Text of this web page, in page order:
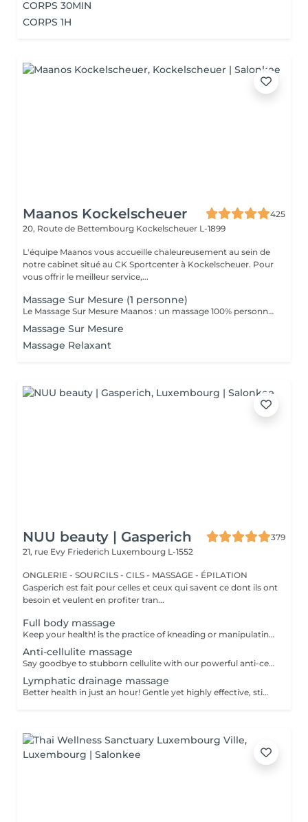
CORPS 30MIN
CORPS 1H
Maanos Kockelscheuer
425
20, Route de Bettembourg Kockelscheuer L-1899
L'équipe Maanos vous accueille chaleureusement au sein de
notre cabinet situé au CK Sportcenter à Kockelscheuer. Pour
vous offrir le meilleur service,...
Massage Sur Mesure (1 personne)
Le Massage Sur Mesure Maanos : un massage 100% personnalisé en fonction de vos besoins et de vos envies !
Massage Sur Mesure
Massage Relaxant
NUU beauty | Gasperich
379
21, rue Evy Friederich Luxembourg L-1552
ONGLERIE - SOURCILS - CILS - MASSAGE - ÉPILATION
Gasperich est fait pour celles et ceux qui savent ce dont ils ont
besoin et veulent en profiter tran...
Full body massage
Keep your health! is the practice of kneading or manipulating a person's muscles and other soft-tissue in order to reduce stress, reduce muscle pain, increase relaxation and improve the work of the immune system. Age restrictions: there are no age restrictions for this procedure. Post procedure recommendations: do not do sport and any sharp movements 2-3 hours after the procedure. Frequency: 1-2 times per week, 10 times in total. Repeat once in 3-6 months.
Anti-cellulite massage
Say goodbye to stubborn cellulite with our powerful anti-cellulite massage! This intensive treatment uses firm, targeted techniques to stimulate circulation, break down fat deposits, and smooth the skin's texture. By enhancing lymphatic flow and increasing metabolism, it visibly reduces the appearance of dimples and improves overall skin tone. Ideal as part of a body contouring plan. Age restrictions: recommended to do from 16 years. Post procedure recommendations: do not do sport and any sharp movements for 2-3 hours after the procedure. Frequency: 2-3 times per week, 10 times in total. Repeat once in 3-6 months.
Lymphatic drainage massage
Better health in just an hour! Gentle yet highly effective, stimulates the body's lymphatic system to flush out toxins, reduce swelling, and enhance immunity. This technique uses light, rhythmic strokes to encourage natural drainage, making it perfect for reducing bloating, post-surgery care, and improving skin tone. A go-to for detox and wellness. Age restrictions: there are no age restrictions for this procedure. Post procedure recommendations: do not do sport and any sharp movements 2-3 hours after the procedure. Frequency: 1-2 times per week, 10 times in total. Repeat once in 3-6 months.